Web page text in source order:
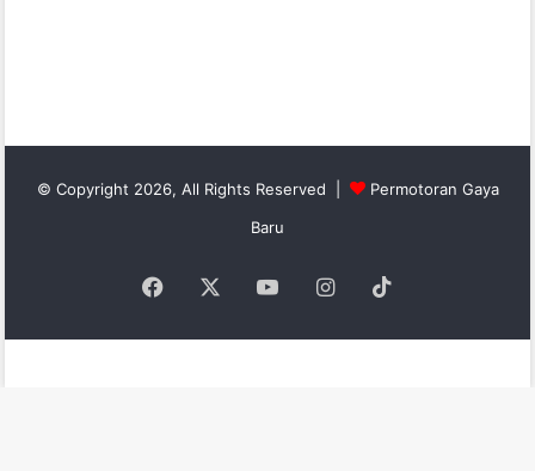
© Copyright 2026, All Rights Reserved |
Permotoran Gaya
Baru
Facebook YouTubeInstagram